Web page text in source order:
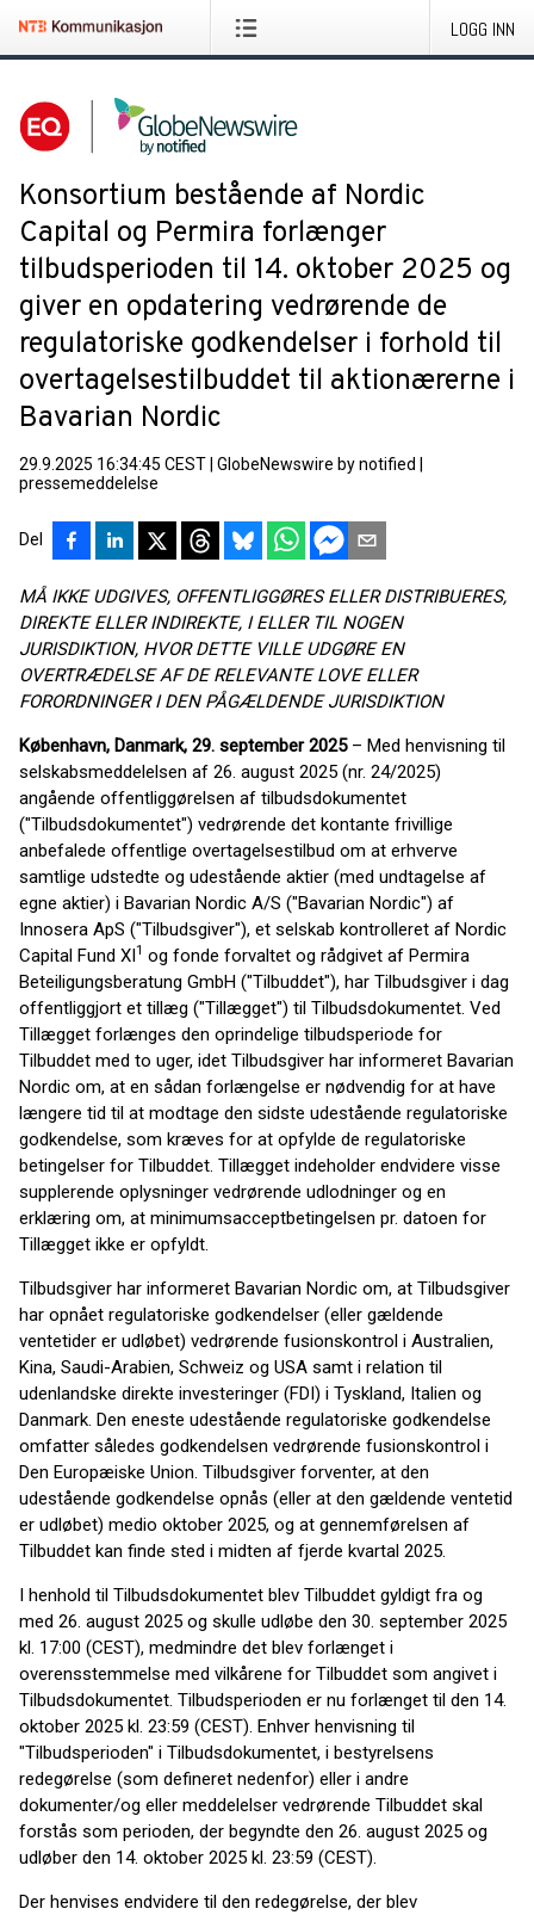
LOGG INN
Konsortium bestående af Nordic
Capital og Permira forlænger
tilbudsperioden til 14. oktober 2025 og
giver en opdatering vedrørende de
regulatoriske godkendelser i forhold til
overtagelsestilbuddet til aktionærerne i
Bavarian Nordic
29.9.2025 16:34:45 CEST GlobeNewswire by notified
pressemeddelelse
Del
MÅ IKKE UDGIVES, OFFENTLIGGØRES ELLER DISTRIBUERES,
DIREKTE ELLER INDIREKTE, I ELLER TIL NOGEN
JURISDIKTION, HVOR DETTE VILLE UDGØRE EN
OVERTRÆDELSE AF DE RELEVANTE LOVE ELLER
FORORDNINGER I DEN PÅGÆLDENDE JURISDIKTION
København, Danmark, 29. september 2025– Med henvisning til
selskabsmeddelelsen af 26. august 2025 (nr. 24/2025)
angående offentliggørelsen af tilbudsdokumentet
("Tilbudsdokumentet") vedrørende det kontante frivillige
anbefalede offentlige overtagelsestilbud om at erhverve
samtlige udstedte og udestående aktier (med undtagelse af
egne aktier) i Bavarian Nordic A/S ("Bavarian Nordic") af
Innosera ApS ("Tilbudsgiver"), et selskab kontrolleret af Nordic
Capital Fund XI1 og fonde forvaltet og rådgivet af Permira
Beteiligungsberatung GmbH ("Tilbuddet"), har Tilbudsgiver i dag
offentliggjort et tillæg ("Tillægget") til Tilbudsdokumentet. Ved
Tillægget forlænges den oprindelige tilbudsperiode for
Tilbuddet med to uger, idet Tilbudsgiver har informeret Bavarian
Nordic om, at en sådan forlængelse er nødvendig for at have
længere tid til at modtage den sidste udestående regulatoriske
godkendelse, som kræves for at opfylde de regulatoriske
betingelser for Tilbuddet. Tillægget indeholder endvidere visse
supplerende oplysninger vedrørende udlodninger og en
erklæring om, at minimumsacceptbetingelsen pr. datoen for
Tillægget ikke er opfyldt.
Tilbudsgiver har informeret Bavarian Nordic om, at Tilbudsgiver
har opnået regulatoriske godkendelser (eller gældende
ventetider er udløbet) vedrørende fusionskontrol i Australien,
Kina, Saudi-Arabien, Schweiz og USA samt i relation til
udenlandske direkte investeringer (FDI) i Tyskland, Italien og
Danmark. Den eneste udestående regulatoriske godkendelse
omfatter således godkendelsen vedrørende fusionskontrol i
Den Europæiske Union. Tilbudsgiver forventer, at den
udestående godkendelse opnås (eller at den gældende ventetid
er udløbet) medio oktober 2025, og at gennemførelsen af
Tilbuddet kan finde sted i midten af fjerde kvartal 2025.
I henhold til Tilbudsdokumentet blev Tilbuddet gyldigt fra og
med 26. august 2025 og skulle udløbe den 30. september 2025
kl. 17:00 (CEST), medmindre det blev forlænget i
overensstemmelse med vilkårene for Tilbuddet som angivet i
Tilbudsdokumentet. Tilbudsperioden er nu forlænget til den 14.
oktober 2025 kl. 23:59 (CEST). Enhver henvisning til
"Tilbudsperioden" i Tilbudsdokumentet, i bestyrelsens
redegørelse (som defineret nedenfor) eller i andre
dokumenter/og eller meddelelser vedrørende Tilbuddet skal
forstås som perioden, der begyndte den 26. august 2025 og
udløber den 14. oktober 2025 kl. 23:59 (CEST).
Der henvises endvidere til den redegørelse, der blev